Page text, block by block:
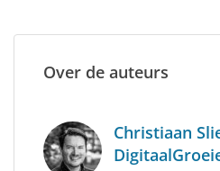
Over de auteurs
Christiaan